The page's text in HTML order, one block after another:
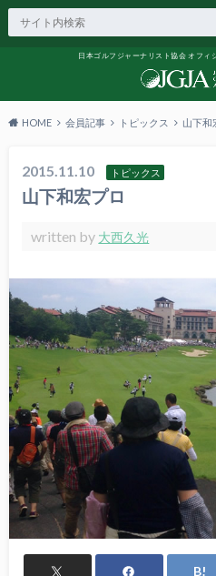
日本ゴルフジャーナリスト協会 オフ
HOME 会員記事 トピックス 山下和
2015.11.10 トピックス
山下和宏プロ
written by 大西久光